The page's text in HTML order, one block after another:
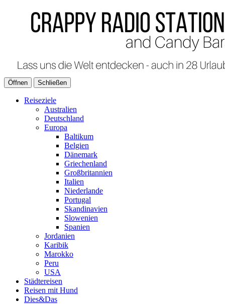
Öffnen Schließen
Reiseziele
Australien
Deutschland
Europa
Baltikum
Belgien
Dänemark
Griechenland
Großbritannien
Italien
Niederlande
Portugal
Skandinavien
Slowenien
Spanien
Jordanien
Karibik
Marokko
Peru
USA
Städtereisen
Reisen mit Hund
Dies&Das